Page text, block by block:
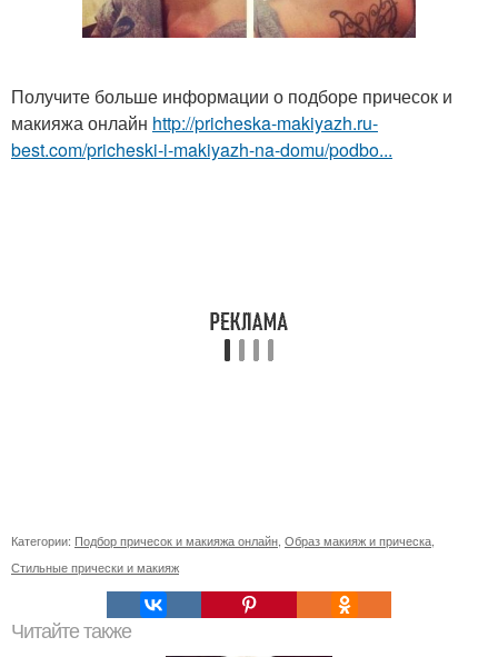
Получите больше информации о подборе причесок и
макияжа онлайн http://pricheska-makiyazh.ru-
best.com/pricheski-i-makiyazh-na-domu/podbo...
Категории: Подбор причесок и макияжа онлайн Образ макияж и прическа
Стильные прически и макияж
Читайте также